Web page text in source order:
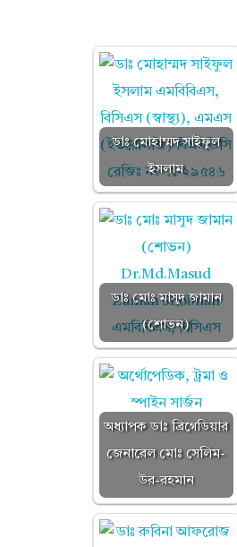
মি
য়া
ডাঃ মোহাম্মদ সাইফুল
ইসলাম
ডাঃ মোঃ মাসুদ জামান
(শোভন)
অধ্যাপক ডাঃ ব্রিগেডিয়ার
জেনারেল মোঃ সেলিম-
উর-রহমান